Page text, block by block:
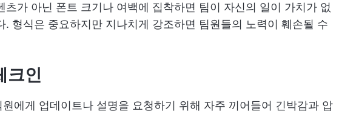
가 아닌 폰트 크기나 여백에 집착하면 팀이 자신의 일이 가치가 없
. 형식은 중요하지만 지나치게 강조하면 팀원들의 노력이 훼손될 수
크인
에게 업데이트나 설명을 요청하기 위해 자주 끼어들어 긴박감과 압